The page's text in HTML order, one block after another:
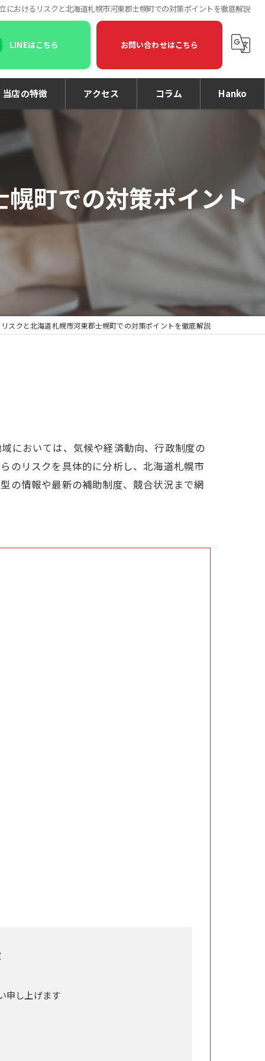
におけるリスクと北海道札幌市河東郡士幌町での対策ポイントを徹底解説
LINEはこちら お問い合わせはこちら
当店の特徴
鑑
刺
アクセス コラム Hanko
町での対策ポイント
スクと北海道札幌市河東郡士幌町での対策ポイントを徹底解説
においては、気候や経済動向、行政制度の
のリスクを具体的に分析し、北海道札幌市
の情報や最新の補助制度、競合状況まで網
申し上げます